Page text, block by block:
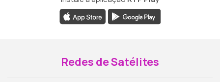
Redes de Satélites